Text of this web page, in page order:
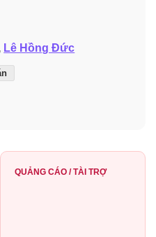
Lê Hồng Đức
QUẢNG CÁO / TÀI TRỢ